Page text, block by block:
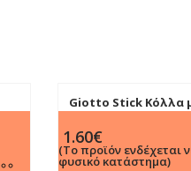
Giotto Stick Κόλλα
1.60€
(Το προϊόν ενδέχεται
φυσικό κατάστημα)